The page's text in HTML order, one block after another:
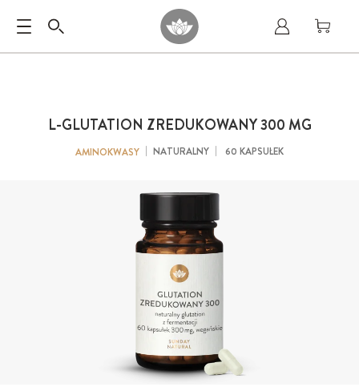
L-GLUTATION ZREDUKOWANY 300 MG
AMINOKWASY NATURALNY 60 KAPSUŁEK